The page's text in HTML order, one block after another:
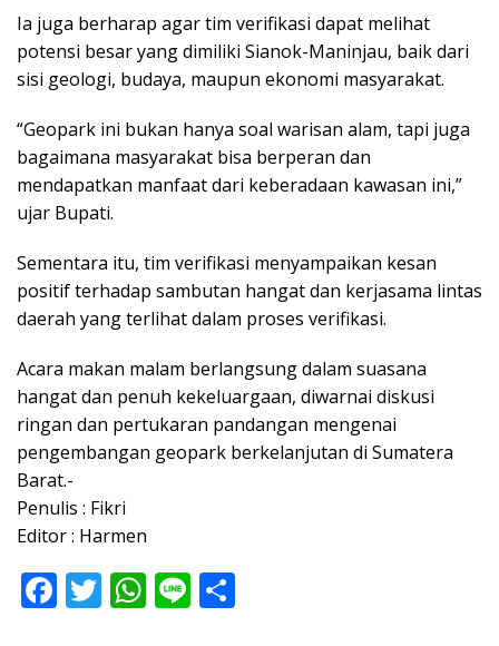
Ia juga berharap agar tim verifikasi dapat melihat
potensi besar yang dimiliki Sianok-Maninjau, baik dari
sisi geologi, budaya, maupun ekonomi masyarakat.
“Geopark ini bukan hanya soal warisan alam, tapi juga
bagaimana masyarakat bisa berperan dan
mendapatkan manfaat dari keberadaan kawasan ini,”
ujar Bupati.
Sementara itu, tim verifikasi menyampaikan kesan
positif terhadap sambutan hangat dan kerjasama lintas
daerah yang terlihat dalam proses verifikasi.
Acara makan malam berlangsung dalam suasana
hangat dan penuh kekeluargaan, diwarnai diskusi
ringan dan pertukaran pandangan mengenai
pengembangan geopark berkelanjutan di Sumatera
Barat.-
Penulis : Fikri
Editor : Harmen
F T W Li